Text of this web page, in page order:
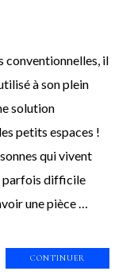
conventionnelles, il
à son plein
solution
petits espaces !
qui vivent
parfois difficile
une pièce …
CONTINUER